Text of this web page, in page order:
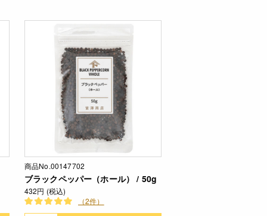
商品No.00147702
ブラックペッパー（ホール） / 50g
432円 (税込)
（2件）